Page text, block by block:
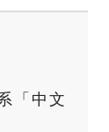
「中文